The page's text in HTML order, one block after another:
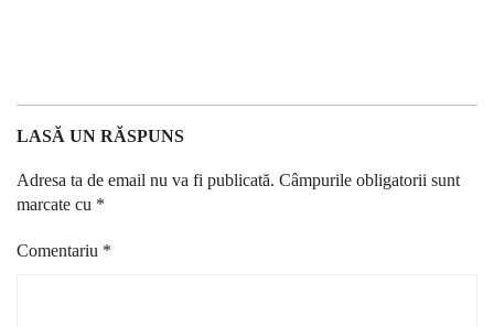
LASĂ UN RĂSPUNS
Adresa ta de email nu va fi publicată. Câmpurile obligatorii sunt
marcate cu *
Comentariu *